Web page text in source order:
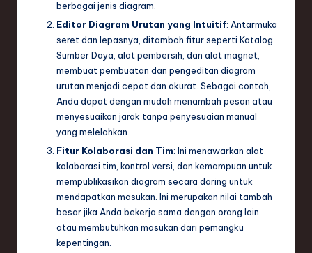
berbagai jenis diagram.
Editor Diagram Urutan yang Intuitif: Antarmuka
seret dan lepasnya, ditambah fitur seperti Katalog
Sumber Daya, alat pembersih, dan alat magnet,
membuat pembuatan dan pengeditan diagram
urutan menjadi cepat dan akurat. Sebagai contoh,
Anda dapat dengan mudah menambah pesan atau
menyesuaikan jarak tanpa penyesuaian manual
yang melelahkan.
Fitur Kolaborasi dan Tim: Ini menawarkan alat
kolaborasi tim, kontrol versi, dan kemampuan untuk
mempublikasikan diagram secara daring untuk
mendapatkan masukan. Ini merupakan nilai tambah
besar jika Anda bekerja sama dengan orang lain
atau membutuhkan masukan dari pemangku
kepentingan.